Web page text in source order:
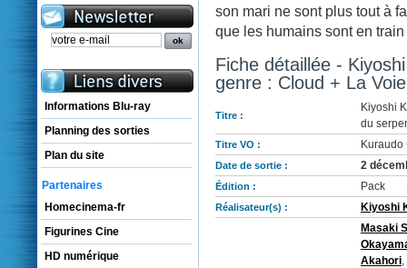
Informations Blu-ray
Planning des sorties
Plan du site
Partenaires
Homecinema-fr
Figurines Cine
HD numérique
son mari ne sont plus tout à
que les humains sont en
Fiche détaillée -
genre : Cloud + La
Titre :
Kiyoshi
du
Titre VO : Kuraudo
Date de sortie : 2
Édition : Pack
Réalisateur(s) : Kiyoshi
Masaki
Akahori